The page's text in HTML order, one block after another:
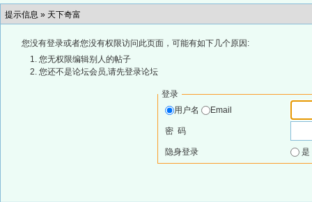
提示信息 » 天下奇富
您没有登录或者您没有权限访问此页面，可能有如下几个原因:
您无权限编辑别人的帖子
您还不是论坛会员,请先登录论坛
登录
用户名
Email
密 码
隐身登录